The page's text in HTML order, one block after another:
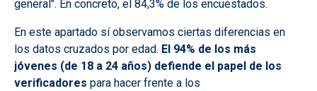
general". En concreto, el 84,3% de los encuestados.
En este apartado sí observamos ciertas diferencias en
los datos cruzados por edad. El 94% de los más
jóvenes (de 18 a 24 años) defiende el papel de los
verificadores para hacer frente a los